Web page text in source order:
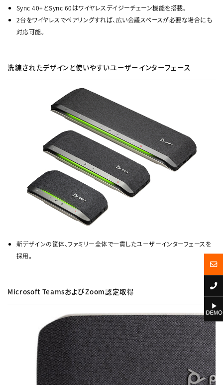
Sync 40+とSync 60はワイヤレスデイジーチェーン機能を搭載。
2台をワイヤレスでペアリングすれば、広い会議スペースが必要な場合にも
対応可能。
洗練されたデザインと使いやすいユーザーインターフェース
新デザインの筐体、ファミリー全体で一貫したユーザーインターフェースを
採用。
Microsoft TeamsおよびZoom認定取得